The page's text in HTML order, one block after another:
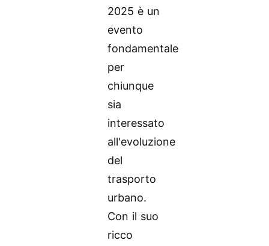
2025 è un
evento
fondamentale
per
chiunque
sia
interessato
all'evoluzione
del
trasporto
urbano.
Con il suo
ricco